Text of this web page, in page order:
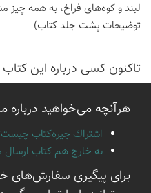
لبند و کوه‌های فراخ، به همه چیز
توضیحات پشت جلد کتاب)
تاكنون كسی درباره این
هرآنچه می‌خواهید درباره
اشتراك جيره‌كتاب
به خارج هم كتاب ارسال
برای پیگیری سفارش‌های